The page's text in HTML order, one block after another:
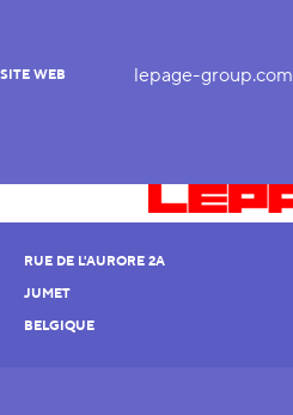
SITE WEB lepage-group.com
RUE DE L'AURORE 2A
JUMET
BELGIQUE